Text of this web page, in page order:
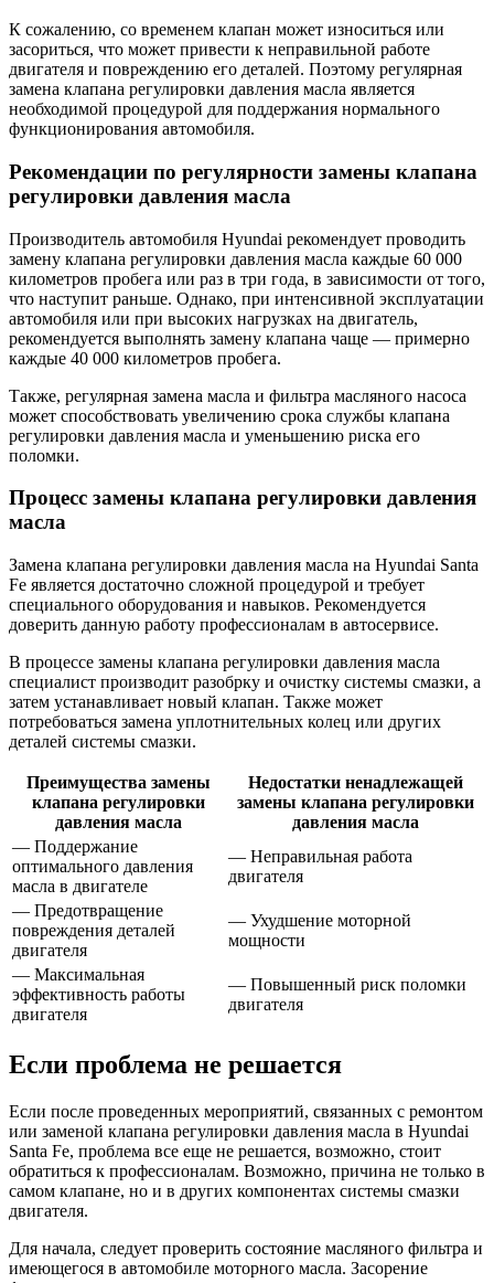
К сожалению, со временем клапан может износиться или
засориться, что может привести к неправильной работе
двигателя и повреждению его деталей. Поэтому регулярная
замена клапана регулировки давления масла является
необходимой процедурой для поддержания нормального
функционирования автомобиля.
Рекомендации по регулярности замены клапана
регулировки давления масла
Производитель автомобиля Hyundai рекомендует проводить
замену клапана регулировки давления масла каждые 60 000
километров пробега или раз в три года, в зависимости от того,
что наступит раньше. Однако, при интенсивной эксплуатации
автомобиля или при высоких нагрузках на двигатель,
рекомендуется выполнять замену клапана чаще — примерно
каждые 40 000 километров пробега.
Также, регулярная замена масла и фильтра масляного насоса
может способствовать увеличению срока службы клапана
регулировки давления масла и уменьшению риска его
поломки.
Процесс замены клапана регулировки давления
масла
Замена клапана регулировки давления масла на Hyundai Santa
Fe является достаточно сложной процедурой и требует
специального оборудования и навыков. Рекомендуется
доверить данную работу профессионалам в автосервисе.
В процессе замены клапана регулировки давления масла
специалист производит разобрку и очистку системы смазки, а
затем устанавливает новый клапан. Также может
потребоваться замена уплотнительных колец или других
деталей системы смазки.
Преимущества замены
клапана регулировки
давления масла
Недостатки ненадлежащей
замены клапана регулировки
давления масла
— Поддержание
оптимального давления
масла в двигателе
— Неправильная работа
двигателя
— Предотвращение
повреждения деталей
двигателя
— Ухудшение моторной
мощности
— Максимальная
эффективность работы
двигателя
— Повышенный риск поломки
двигателя
Если проблема не решается
Если после проведенных мероприятий, связанных с ремонтом
или заменой клапана регулировки давления масла в Hyundai
Santa Fe, проблема все еще не решается, возможно, стоит
обратиться к профессионалам. Возможно, причина не только в
самом клапане, но и в других компонентах системы смазки
двигателя.
Для начала, следует проверить состояние масляного фильтра и
имеющегося в автомобиле моторного масла. Засорение